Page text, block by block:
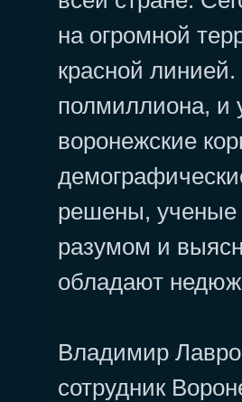
на огромной
красной
полмиллиона, и
воронежские
решены, ученые
разумом и
обладают
Владимир
сотрудник